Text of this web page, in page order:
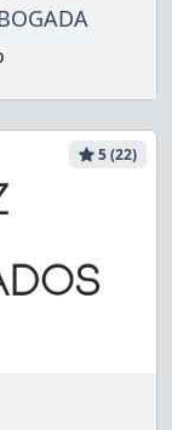
5 (22)